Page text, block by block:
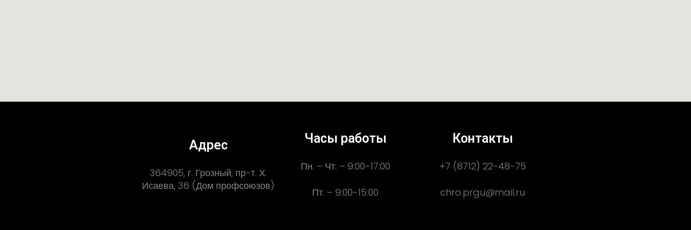
Адрес
364905, г. Грозный, пр-т. Х.
Исаева, 36 (Дом профсоюзов)
Часы работы
Пн. – Чт. – 9:00-17:00
Пт. – 9:00-15:00
Контакты
+7 (8712) 22-48-75
chro.prgu@mail.ru